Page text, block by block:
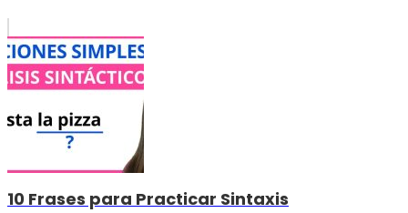
10 Frases para Practicar Sintaxis